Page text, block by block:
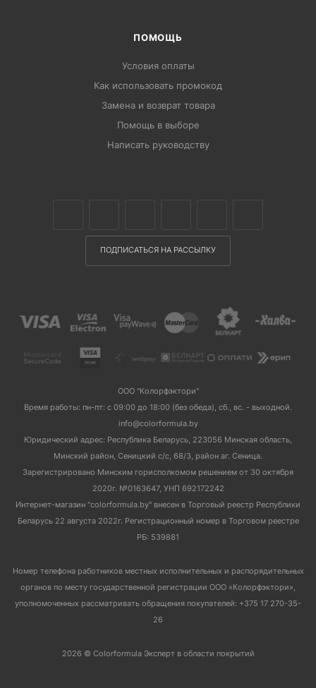
ПОМОЩЬ
Условия оплаты
Как использовать промокод
Замена и возврат товара
Помощь в выборе
Написать руководству
ПОДПИСАТЬСЯ НА РАССЫЛКУ
ООО "Колорфэктори"
Время работы: пн-пт: с 09:00 до 18:00 (без обеда), сб., вс. - выходной.
info@colorformula.by
Юридический адрес: Республика Беларусь, 223056 Минская область,
Минский район, Сеницкий с/с, 68/3, район аг. Сеница.
Зарегистрировано Минским горисполкомом решением от 30 октября
2020г. №0163647, УНП 692172242
Интернет-магазин "colorformula.by" внесен в Торговый реестр Республики
Беларусь 22 августа 2022г. Регистрационный номер в Торговом реестре
РБ: 539881
Номер телефона работников местных исполнительных и распорядительных
органов по месту государственной регистрации ООО «Колорфэктори»,
уполномоченных рассматривать обращения покупателей: +375 17 270-35-
26
2026 © Colorformula Эксперт в области покрытий